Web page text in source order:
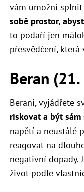
vám umožní
sobě prostor,
to podaří jen
přesvědčení, která
Beran
Berani, vyjádřete
riskovat a být sám
napětí a neustálé
reagovat na
negativní dopady.
život podle